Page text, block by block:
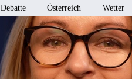
Debatte Österreich Wetter